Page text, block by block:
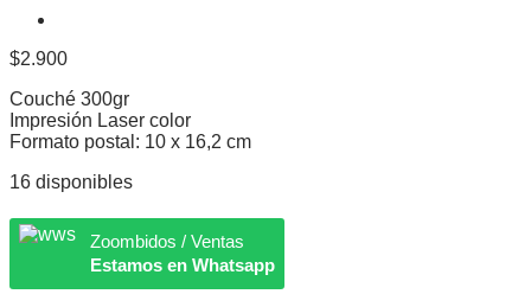
$2.900
Couché 300gr
Impresión Laser color
Formato postal: 10 x 16,2 cm
16 disponibles
Zoombidos / Ventas
Estamos en Whatsapp